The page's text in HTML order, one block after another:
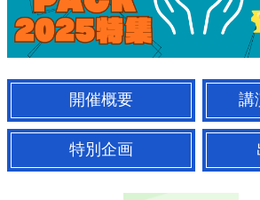
市場・統計
人事・移転・異動・訃報
特集記事カテゴリー一覧
2022 見える化・MIS特集
特集・デジタル印刷 アイデアで勝負！ ～多様なビ
JAPAN PACK 2023 特集
中古印刷機・製本機特
特集・デジタル印刷 ～ 新成長軌道を描く
開催概要 講
特別企画